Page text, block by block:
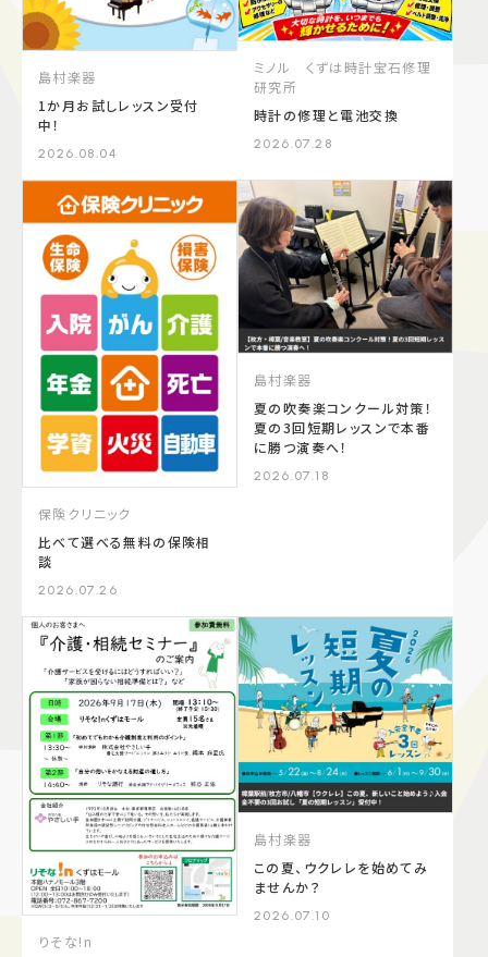
島村楽器
1か月お試しレッスン受付
中！
2026.08.04
ミノル くずは時計宝石修理
研究所
時計の修理と電池交換
2026.07.28
保険クリニック
比べて選べる無料の保険相
談
2026.07.26
島村楽器
夏の吹奏楽コンクール対策！
夏の3回短期レッスンで本番
に勝つ演奏へ！
2026.07.18
りそな!n
島村楽器
この夏、ウクレレを始めてみ
ませんか？
2026.07.10